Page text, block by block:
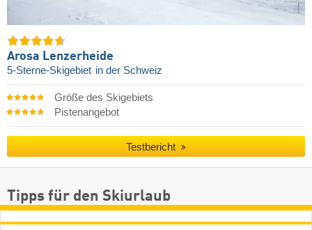
Arosa Lenzerheide
5-Sterne-Skigebiet in der Schweiz
Größe des Skigebiets
Pistenangebot
Testbericht
Tipps für den Skiurlaub